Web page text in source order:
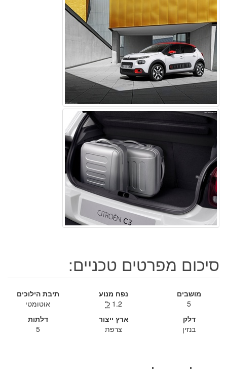
סיכום מפרטים טכניים:
מושבים
5
נפח מנוע
1.2 ל'
תיבת הילוכים
אוטומטי
דלק
בנזין
ארץ ייצור
צרפת
דלתות
5